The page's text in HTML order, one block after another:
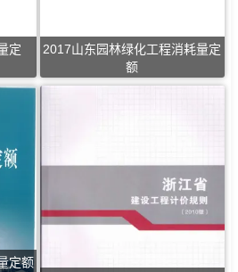
定
2017山东园林绿化工程消耗量定
额
定额